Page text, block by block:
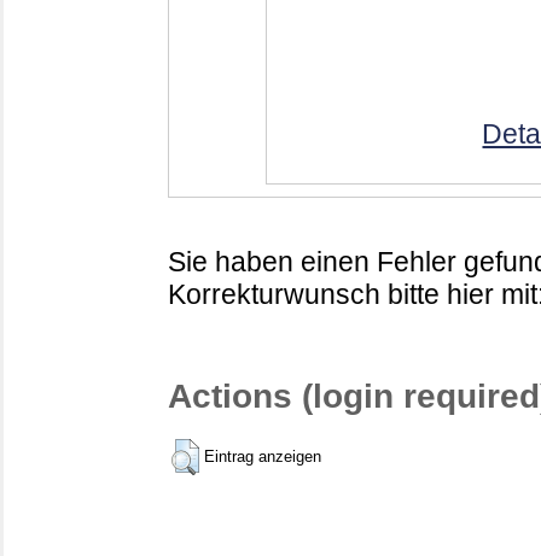
Sie haben einen Fehler
Korrekturwunsch bitte hier
Actions (login
Eintrag anzeigen